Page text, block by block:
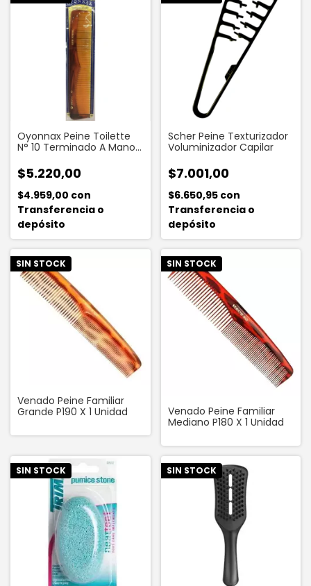
Oyonnax Peine Toilette
N° 10 Terminado A Mano 1
$5.220,00
$4.959,00 con
Transferencia o
depósito
Scher Peine Texturizador
Voluminizador Capilar
$7.001,00
$6.650,95 con
Transferencia o
depósito
SIN STOCK
Venado Peine Familiar
Grande P190 X 1 Unidad
SIN STOCK
Venado Peine Familiar
Mediano P180 X 1 Unidad
SIN STOCK SIN STOCK